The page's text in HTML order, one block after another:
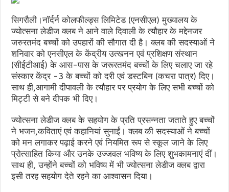
सिगरौली।नॉर्दर्न कोलफील्ड्स लिमिटेड (एनसीएल) मुख्यालय के
ज्योत्सना लेडीज क्लब ने आने वाले दिवाली के त्यौहार के मद्देनजर
जरुरतमंद बच्चों को उपहारों की सौगात दी है। क्लब की सदस्याओं ने
शनिवार को एनसीएल के केंद्रीय उत्खनन एवं प्रशिक्षण संस्थान
(सीईटीआई) के आस-पास के जरूरतमंद बच्चों के लिए चलाए जा रहे
संस्कार केंद्र -3 के बच्चों को दरी एवं डस्टबिन (कचरा पात्र) दिए।
साथ ही,आगामी दीपावली के त्यौहार पर प्रयोग के लिए सभी बच्चों को
मिट्टी से बने दीपक भी दिए।
ज्योत्सना लेडीज क्लब के सहयोग के प्रति प्रसन्नता जताते हुए बच्चों
ने भजन,कविताएं एवं कहानियां सुनाईं। क्लब की सदस्याओं ने बच्चों
को मन लगाकर पढ़ाई करने एवं नियमित रूप से स्कूल जाने के लिए
प्रोत्साहित किया और उनके उज्जवल भविष्य के लिए शुभकामनाएं दीं।
साथ ही, उन्होंने बच्चों को भविष्य में भी ज्योत्सना लेडीज क्लब द्वारा
इसी तरह सहयोग देते रहने का आश्वासन दिया।